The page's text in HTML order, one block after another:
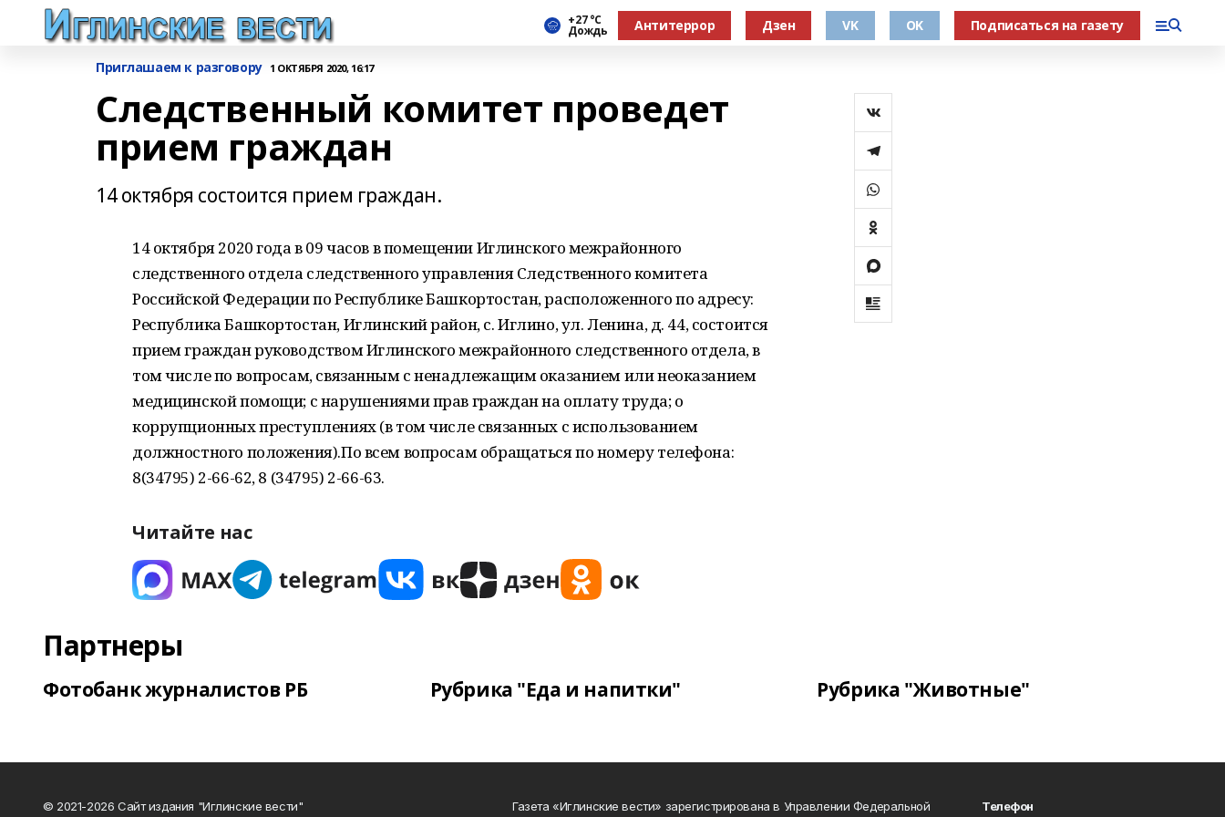
+27 °С
Дождь Антитеррор Дзен VK OK Подписаться на газету
Приглашаем к разговору 1 ОКТЯБРЯ 2020, 16:17
Следственный комитет проведет
прием граждан
14 октября состоится прием граждан.
14 октября 2020 года в 09 часов в помещении Иглинского межрайонного
следственного отдела следственного управления Следственного комитета
Российской Федерации по Республике Башкортостан, расположенного по адресу:
Республика Башкортостан, Иглинский район, с. Иглино, ул. Ленина, д. 44, состоится
прием граждан руководством Иглинского межрайонного следственного отдела, в
том числе по вопросам, связанным с ненадлежащим оказанием или неоказанием
медицинской помощи; с нарушениями прав граждан на оплату труда; о
коррупционных преступлениях (в том числе связанных с использованием
должностного положения).По всем вопросам обращаться по номеру телефона:
8(34795) 2-66-62, 8 (34795) 2-66-63.
Читайте нас
Партнеры
Фотобанк журналистов РБ Рубрика "Еда и напитки" Рубрика "Животные"
© 2021-2026 Сайт издания "Иглинские вести"
Газета «Иглинские вести» зарегистрирована в Управлении Федеральной
Телефон